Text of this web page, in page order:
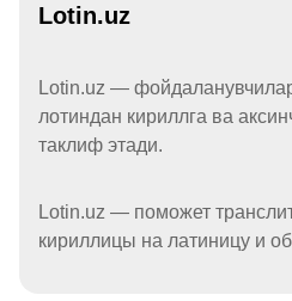
Lotin.uz
Lotin.uz —
лотиндан кириллга ва
таклиф этади.
Lotin.uz — поможет
кириллицы на латиницу и